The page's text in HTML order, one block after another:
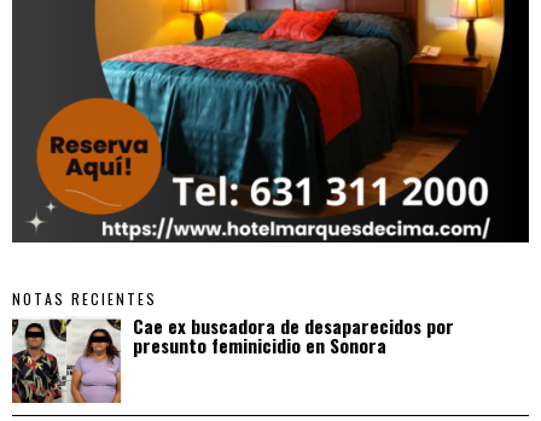
NOTAS RECIENTES
Cae ex buscadora de desaparecidos por
presunto feminicidio en Sonora